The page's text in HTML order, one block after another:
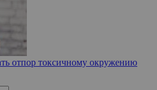
отпор токсичному окружению